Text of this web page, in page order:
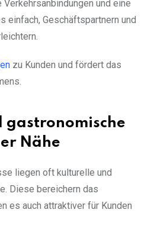
und eine
einfach, Geschäftspartnern und
zu Kunden und fördert das
gastronomische
Nähe
liegen oft kulturelle und
Diese bereichern das
es auch attraktiver für Kunden